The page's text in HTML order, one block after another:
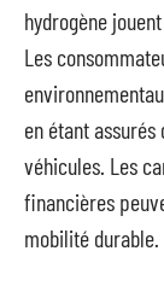
hydrogène
Les
en étant
véhicules. Les
financières
mobilité durable.